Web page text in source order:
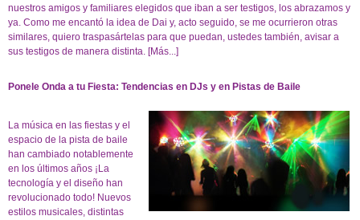
nuestros amigos y familiares elegidos que iban a ser testigos, los abrazamos y
ya. Como me encantó la idea de Dai y, acto seguido, se me ocurrieron otras
similares, quiero traspasártelas para que puedan, ustedes también, avisar a
sus testigos de manera distinta. [Más...]
Ponele Onda a tu Fiesta: Tendencias en DJs y en Pistas de Baile
La música en las fiestas y el
espacio de la pista de baile
han cambiado notablemente
en los últimos años ¡La
tecnología y el diseño han
revolucionado todo! Nuevos
estilos musicales, distintas